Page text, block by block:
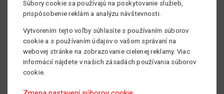
Potrebujete si prenajať pracovnú plošinu, prípadne
potrebujete poradiť pri výbere vhodného pracovného
stroja?
Neváhajte kontaktovať nášho obchodníka, všetky kontakty
nájdeteTU.
Súbory cookie sa používajú na poskytovanie služieb,
prispôsobenie reklám a analýzu návštevnosti.
Vytvorením tejto voľby súhlasíte s používaním súborov
cookie a s používaním údajov o vašom správaní na
webovej stránke na zobrazovanie cielenej reklamy. Viac
informácií nájdete v našich zásadách používania súborov
cookie.